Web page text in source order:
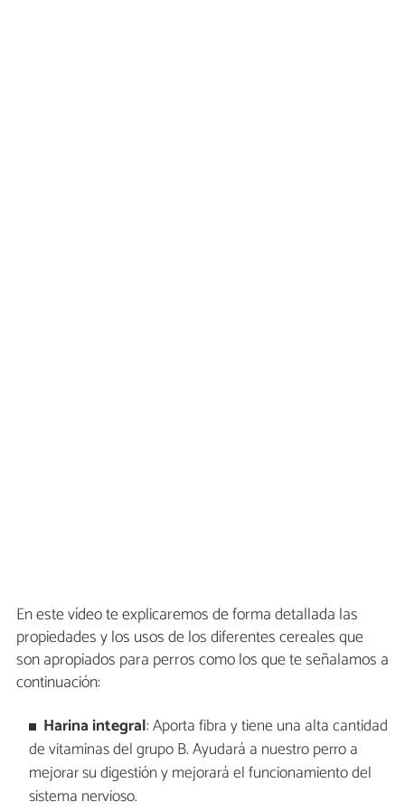
En este vídeo te explicaremos de forma detallada las
propiedades y los usos de los diferentes cereales que
son apropiados para perros como los que te señalamos a
continuación:
Harina integral: Aporta fibra y tiene una alta cantidad
de vitaminas del grupo B. Ayudará a nuestro perro a
mejorar su digestión y mejorará el funcionamiento del
sistema nervioso.